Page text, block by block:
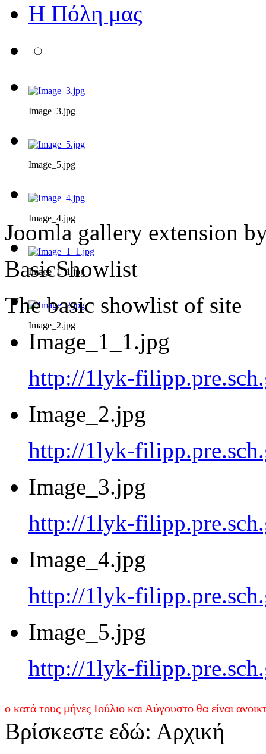
Η Πόλη μας
Image_3.jpg
Image_5.jpg
Image_4.jpg
Image_1_1.jpg
Image_2.jpg
Joomla gallery extension
BasicShowlist
The basic showlist of site
Image_1_1.jpg
http://1lyk-
Image_2.jpg
http://1lyk-
Image_3.jpg
http://1lyk-
Image_4.jpg
http://1lyk-
Image_5.jpg
http://1lyk-
μήνες Ιούλιο και Αύγουστο θα είναι ανοικτό κάθε
Βρίσκεστε εδώ: Αρχική